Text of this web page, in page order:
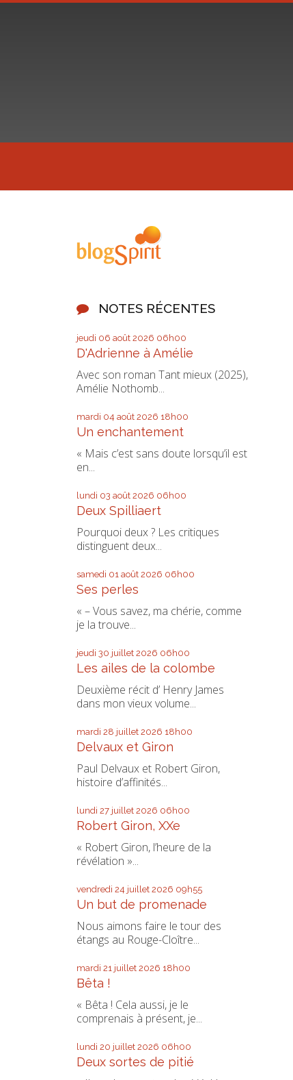
NOTES RÉCENTES
jeudi 06 août 2026 06h00
D'Adrienne à Amélie
Avec son roman Tant mieux (2025),
Amélie Nothomb...
mardi 04 août 2026 18h00
Un enchantement
« Mais c’est sans doute lorsqu’il est
en...
lundi 03 août 2026 06h00
Deux Spilliaert
Pourquoi deux ? Les critiques
distinguent deux...
samedi 01 août 2026 06h00
Ses perles
« – Vous savez, ma chérie, comme
je la trouve...
jeudi 30 juillet 2026 06h00
Les ailes de la colombe
Deuxième récit d’ Henry James
dans mon vieux volume...
mardi 28 juillet 2026 18h00
Delvaux et Giron
Paul Delvaux et Robert Giron,
histoire d’affinités...
lundi 27 juillet 2026 06h00
Robert Giron, XXe
« Robert Giron, l’heure de la
révélation »...
vendredi 24 juillet 2026 09h55
Un but de promenade
Nous aimons faire le tour des
étangs au Rouge-Cloître...
mardi 21 juillet 2026 18h00
Bêta !
« Bêta ! Cela aussi, je le
comprenais à présent, je...
lundi 20 juillet 2026 06h00
Deux sortes de pitié